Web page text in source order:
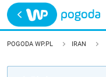
Trwa ładowanie
POLSKA
POGODA WP.PL IRAN